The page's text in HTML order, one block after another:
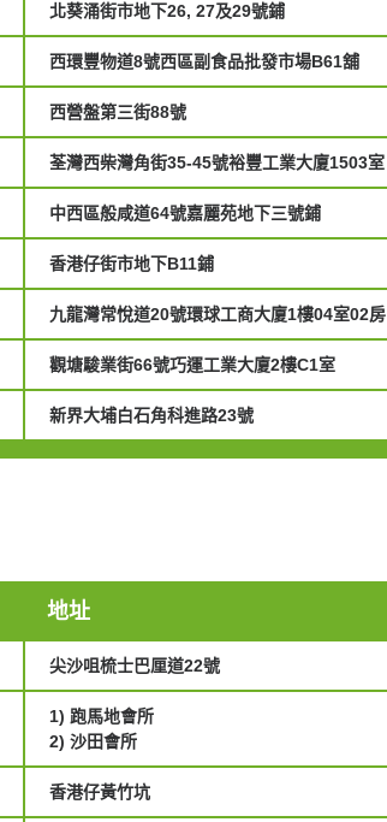
北葵涌街市地下26, 27及29號鋪
西環豐物道8號西區副食品批發市場B61舖
西營盤第三街88號
荃灣西柴灣角街35-45號裕豐工業大廈1503室
中西區般咸道64號嘉麗苑地下三號鋪
香港仔街市地下B11鋪
九龍灣常悅道20號環球工商大廈1樓04室02房
觀塘駿業街66號巧運工業大廈2樓C1室
新界大埔白石角科進路23號
地址
尖沙咀梳士巴厘道22號
1) 跑馬地會所
2) 沙田會所
香港仔黃竹坑